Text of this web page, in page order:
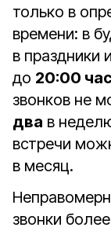
только в
времени: в
в
до 20:00
звонков не
два в
встречи
в месяц.
звонки более